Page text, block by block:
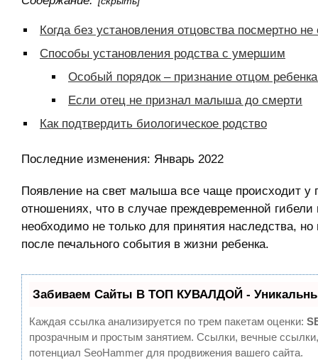
Когда без установления отцовства посмертно не
Способы установления родства с умершим
Особый порядок – признание отцом
Если отец не признал малыша до смерти
Как подтвердить биологическое родство
Последние изменения: Январь 2022
Появление на свет малыша все чаще происходит у
отношениях, что в случае преждевременной
необходимо не только для принятия наследства,
после печального события в жизни ребенка.
Забиваем Сайты В ТОП КУВАЛДОЙ -
Каждая ссылка анализируется по трем пакетам оценки:
прозрачным и простым занятием. Ссылки, вечные
потенциал SeoHammer для продвижения вашего сайта.